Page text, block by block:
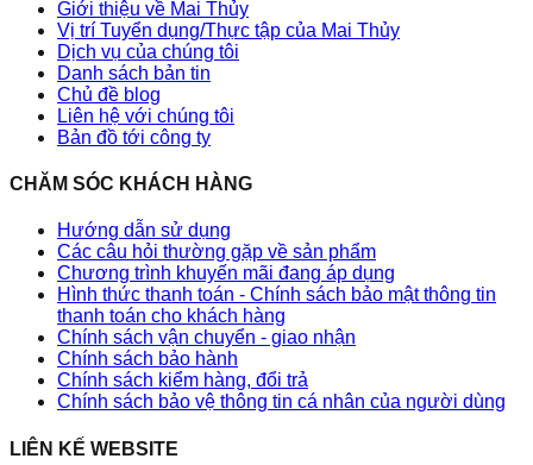
Giới thiệu về Mai Thủy
Vị trí Tuyển dụng/Thực tập của Mai Thủy
Dịch vụ của chúng tôi
Danh sách bản tin
Chủ đề blog
Liên hệ với chúng tôi
Bản đồ tới công ty
CHĂM SÓC KHÁCH HÀNG
Hướng dẫn sử dụng
Các câu hỏi thường gặp về sản phẩm
Chương trình khuyến mãi đang áp dụng
Hình thức thanh toán - Chính sách bảo mật thông tin
thanh toán cho khách hàng
Chính sách vận chuyển - giao nhận
Chính sách bảo hành
Chính sách kiểm hàng, đổi trả
Chính sách bảo vệ thông tin cá nhân của người dùng
LIÊN KẾ WEBSITE